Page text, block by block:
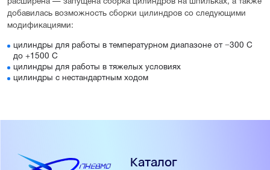
добавилась возможность сборки цилиндров со следующими
модификациями:
цилиндры для работы в температурном диапазоне от −300 С
до +1500 С
цилиндры для работы в тяжелых условиях
цилиндры с нестандартным ходом
Каталог